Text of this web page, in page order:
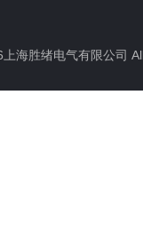
防雷检测
高压无线
海胜绪电气有限公司